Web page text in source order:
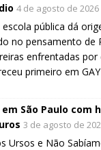
4 de agosto de 2026
pública dá
no pensamento de
enfrentadas
primeiro em
em São Paulo
3 de agosto de
Ursos e Não